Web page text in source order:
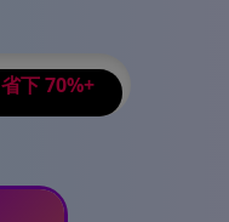
省下 70%+